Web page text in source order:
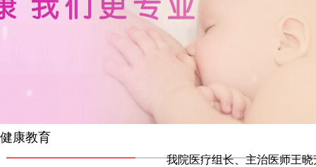
健康教育
我院医疗组长、主治医师王